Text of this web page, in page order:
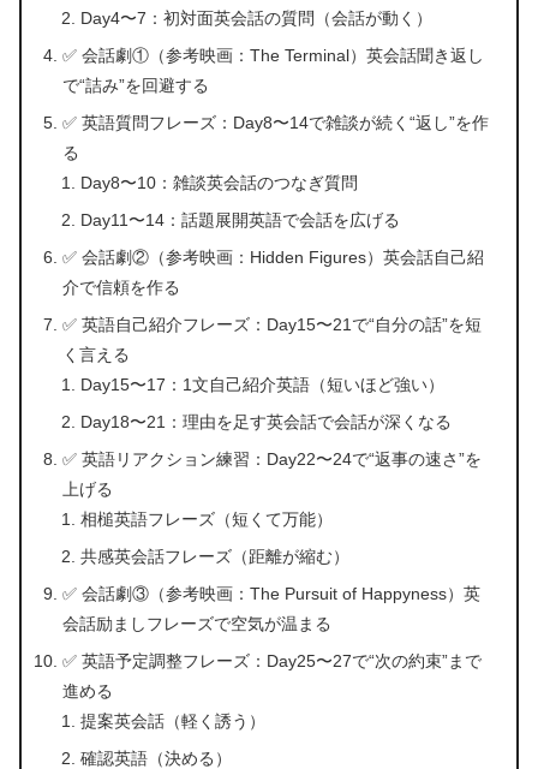
Day4〜7：初対面英会話の質問（会話が動く）
✅ 会話劇①（参考映画：The Terminal）英会話聞き返し
で“詰み”を回避する
✅ 英語質問フレーズ：Day8〜14で雑談が続く“返し”を作
る
Day8〜10：雑談英会話のつなぎ質問
Day11〜14：話題展開英語で会話を広げる
✅ 会話劇②（参考映画：Hidden Figures）英会話自己紹
介で信頼を作る
✅ 英語自己紹介フレーズ：Day15〜21で“自分の話”を短
く言える
Day15〜17：1文自己紹介英語（短いほど強い）
Day18〜21：理由を足す英会話で会話が深くなる
✅ 英語リアクション練習：Day22〜24で“返事の速さ”を
上げる
相槌英語フレーズ（短くて万能）
共感英会話フレーズ（距離が縮む）
✅ 会話劇③（参考映画：The Pursuit of Happyness）英
会話励ましフレーズで空気が温まる
✅ 英語予定調整フレーズ：Day25〜27で“次の約束”まで
進める
提案英会話（軽く誘う）
確認英語（決める）